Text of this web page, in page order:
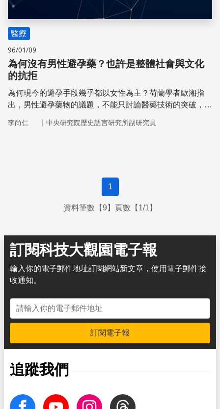
醫療
96/01/09
為何沒有男性避孕藥？也許是整體社會與文化
的抗拒
為何現今的避孕手段幾乎都以女性為主？荷蘭學者歐湘指
出，男性避孕藥物的議題，不能只討論醫藥技術的突破，社
此可見，一項創新科技的最終成敗，除了考量技術本身，更
李尚仁 ｜ 中央研究院歷史語言研究所副研究員
1
資料筆數【9】頁數【1/1】
訂閱科技大觀園電子報
輸入你的電子郵件地址訂閱網站新文章，使用電子郵件接
收通知。
電子郵件地址
訂閱電子報
追蹤我們
facebook Youtube InstagramThreads